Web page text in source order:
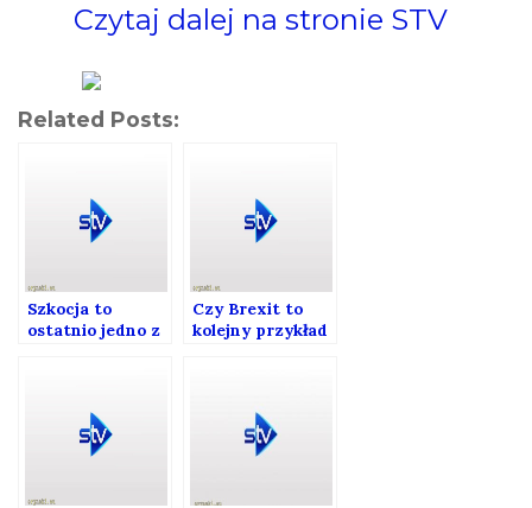
Czytaj dalej na stronie STV
Related Posts:
Szkocja to
ostatnio jedno z
Czy Brexit to
kolejny przykład